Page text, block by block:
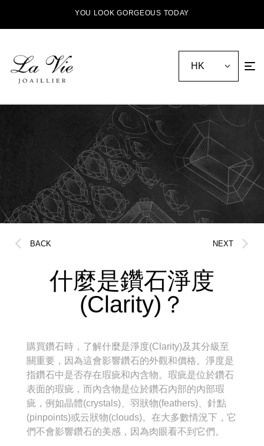
YOU LOOK GORGEOUS TODAY
BACK NEXT
什麼是鑽石淨度
(Clarity)？
購買鑽石時，了解什麼是淨度(Clarity)及其分級至
關重要，因為這會影響鑽石的外觀和價格。淨度是
指鑽石中是否存在瑕疵和內含物。瑕疵是位於鑽石
表面的瑕疵，而內含物是位於鑽石內部的內部瑕
疵，例如晶體(crystals)、羽狀物(feathers)、針點
(pinpoints)或云狀物(clouds)。在大多數情況下，它
們不會影響鑽石的美感，因為肉眼看不到它們。